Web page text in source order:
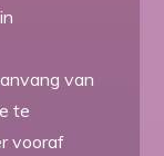
van
te
vooraf